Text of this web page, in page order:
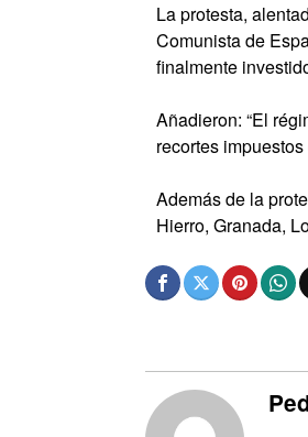
La protesta,
Comunista de
finalmente
Añadieron: El
recortes
Además de la
Hierro, Granada,